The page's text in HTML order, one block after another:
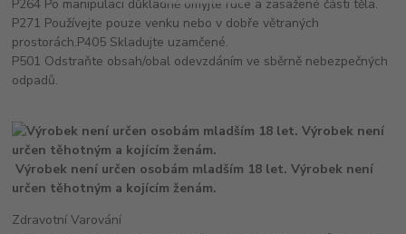
P264 Po manipulaci důkladně omyjte ruce a zasažené části těla.
P271 Používejte pouze venku nebo v dobře větraných
prostorách.P405 Skladujte uzamčené.
P501 Odstraňte obsah/obal odevzdáním ve sběrně nebezpečných
odpadů.
Výrobek není určen osobám mladším 18 let. Výrobek není
určen těhotným a kojícím ženám.
Zdravotní Varování